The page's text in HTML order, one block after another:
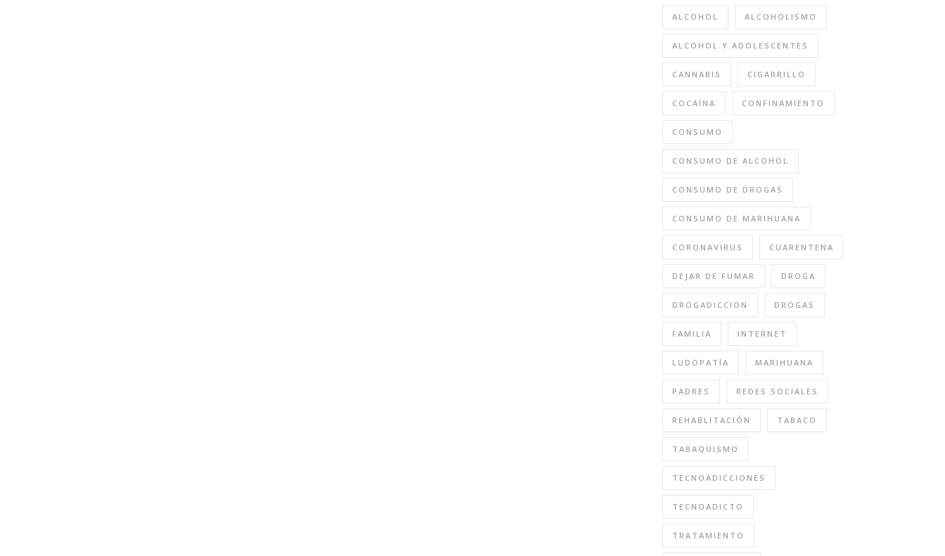
ALCOHOL ALCOHOLISMO
ALCOHOL Y ADOLESCENTES
CANNABIS CIGARRILLO
COCAÍNA CONFINAMIENTO
CONSUMO
CONSUMO DE ALCOHOL
CONSUMO DE DROGAS
CONSUMO DE MARIHUANA
CORONAVIRUS CUARENTENA
DEJAR DE FUMAR DROGA
DROGADICCION DROGAS
FAMILIA INTERNET
LUDOPATÍA MARIHUANA
PADRES REDES SOCIALES
REHABLITACIÓN TABACO
TABAQUISMO
TECNOADICCIONES
TECNOADICTO
TRATAMIENTO